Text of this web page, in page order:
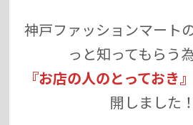
神戸ファッションマート
っと知ってもらう
『お店の人のとっておき』
開しました